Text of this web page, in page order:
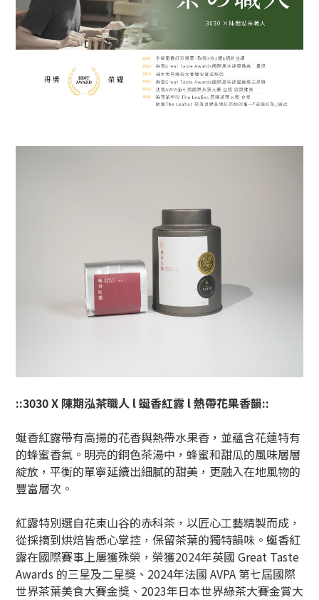
::3030 X 陳期泓茶職人 l 蜒香紅露 l 熱帶花果香韻::
蜒香紅露帶有高揚的花香與熱帶水果香，並蘊含花蓮特有
的蜂蜜香氣。明亮的銅色茶湯中，蜂蜜和甜瓜的風味層層
綻放，平衡的單寧延續出細膩的甜美，更融入在地風物的
豐富層次。
紅露特別選自花東山谷的赤科茶，以匠心工藝精製而成，
從採摘到烘焙皆悉心掌控，保留茶葉的獨特韻味。蜒香紅
露在國際賽事上屢獲殊榮，榮獲2024年英國 Great Taste
Awards 的三星及二星獎、2024年法國 AVPA 第七屆國際
世界茶葉美食大賽金獎、2023年日本世界綠茶大賽金賞大